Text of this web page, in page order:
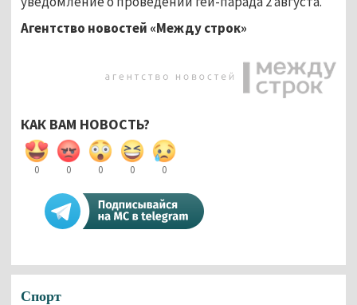
Агентство новостей «Между строк»
КАК ВАМ НОВОСТЬ?
0 0 0 0 0
Спорт